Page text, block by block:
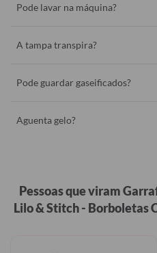
Pode lavar na máquina?
A tampa transpira?
Pode guardar gaseificados?
Aguenta gelo?
Pessoas que viram
Lilo & Stitch - Borboletas